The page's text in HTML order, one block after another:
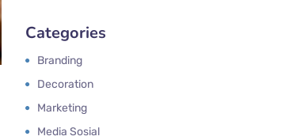
Categories
Branding
Decoration
Marketing
Media Sosial